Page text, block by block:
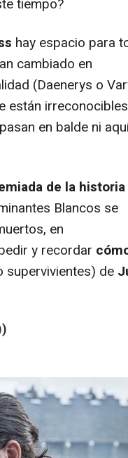
tiempo?
hay espacio para
cambiado en
(Daenerys o
están irreconocibles
en balde ni
de la
Blancos se
en
y recordar
supervivientes) de